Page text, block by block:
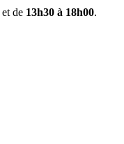
et de 13h30 à 18h00.